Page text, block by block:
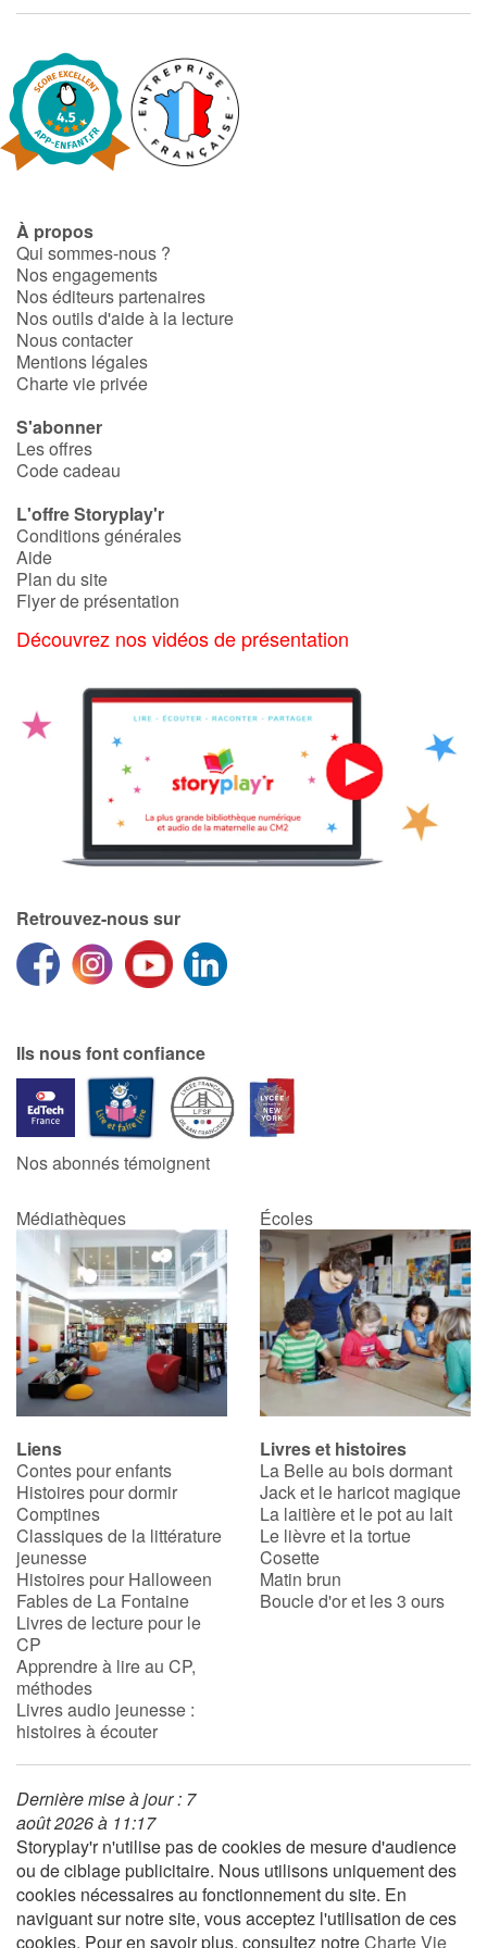
Fable, mythe, littérature et poésie
Princesses et princes, rois, reines et dragons
Ogres, monstres et sorcières
Héroïnes et héros
Écologie, nature, saisons
Les animaux
Voyage, épopée, enquête, aventure
Autour du monde
Apprentissage
Documentaires
En famille
Quotidien et loisirs
À l'école
Fêtes et évènements
Amour et amitié
Sujets de société
Émotions et sentiments
Formats et illustrations
Contraste +
Aide
Accueil
Famille
Écoles
Médiathèques
Vidéos & Tutoriaux
Blog
Actualités
Par thématique
Rencontres et témoignages
Contes d'ici et d'ailleurs
Autour de la lecture
Apprendre à lire
Livre audio
À propos
Qui sommes-nous ?
Nos engagements
Nos éditeurs partenaires
Nos outils d'aide à la lecture
Nous contacter
Mentions légales
Charte vie privée
S'abonner
Les offres
Code cadeau
L'offre Storyplay'r
Conditions générales
Aide
Plan du site
Flyer de présentation
Découvrez nos vidéos de présentation
Retrouvez-nous sur
Ils nous font confiance
Nos abonnés témoignent
Médiathèques Écoles
Liens
Contes pour enfants
Histoires pour dormir
Comptines
Classiques de la littérature
jeunesse
Histoires pour Halloween
Fables de La Fontaine
Livres de lecture pour le
CP
Apprendre à lire au CP,
méthodes
Livres audio jeunesse :
histoires à écouter
Livres et histoires
La Belle au bois dormant
Jack et le haricot magique
La laitière et le pot au lait
Le lièvre et la tortue
Cosette
Matin brun
Boucle d'or et les 3 ours
Dernière mise à jour : 7
août 2026 à 11:17
Storyplay'r n'utilise pas de cookies de mesure d'audience
ou de ciblage publicitaire. Nous utilisons uniquement des
cookies nécessaires au fonctionnement du site. En
naviguant sur notre site, vous acceptez l'utilisation de ces
cookies. Pour en savoir plus, consultez notreCharte Vie